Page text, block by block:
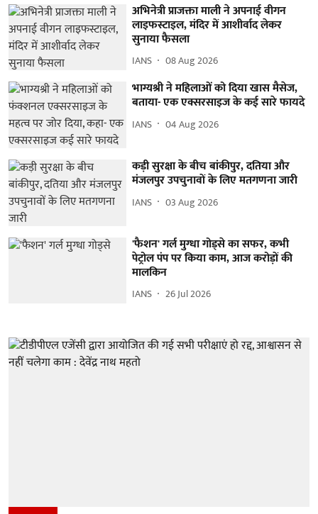
अभिनेत्री प्राजक्ता माली ने अपनाई वीगन
लाइफस्टाइल, मंदिर में आशीर्वाद लेकर
सुनाया फैसला
IANS 08 Aug 2026
भाग्यश्री ने महिलाओं को दिया खास मैसेज,
बताया- एक एक्सरसाइज के कई सारे फायदे
IANS 04 Aug 2026
कड़ी सुरक्षा के बीच बांकीपुर, दतिया और
मंजलपुर उपचुनावों के लिए मतगणना जारी
IANS 03 Aug 2026
'फैशन' गर्ल मुग्धा गोड्से का सफर, कभी
पेट्रोल पंप पर किया काम, आज करोड़ों की
मालकिन
IANS 26 Jul 2026